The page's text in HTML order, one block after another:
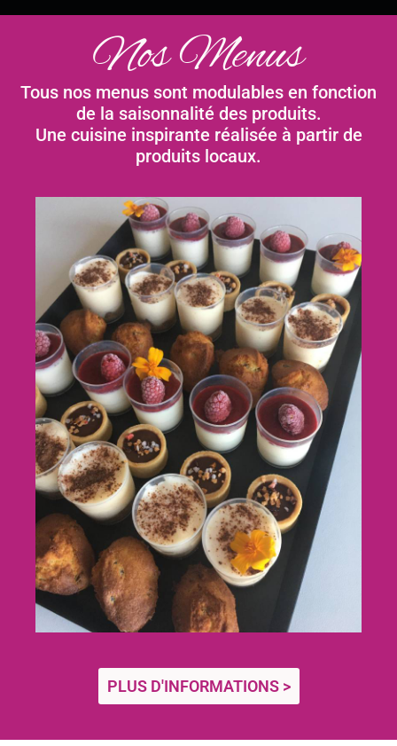
Nos Menus
Tous nos menus sont modulables en fonction
de la saisonnalité des produits.
Une cuisine inspirante réalisée à partir de
produits locaux.
PLUS D'INFORMATIONS >